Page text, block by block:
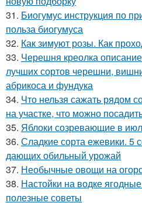
31. Биогумус инструкция по
польза биогумуса
32. Как зимуют розы. Как
33. Черешня креолка
лучших сортов черешни,
абрикоса и фундука
34. Что нельзя сажать рядом
на участке, что можно
35. Яблоки созревающие в
36. Сладкие сорта ежевики. 5
дающих обильный урожай
37. Необычные овощи на
38. Настойки на водке
полезные советы